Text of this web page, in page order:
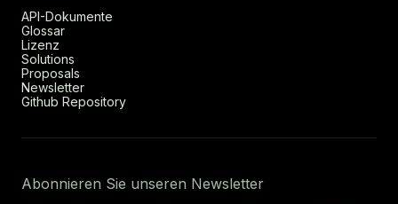
API-Dokumente
Glossar
Lizenz
Solutions
Proposals
Newsletter
Github Repository
Abonnieren Sie unseren Newsletter